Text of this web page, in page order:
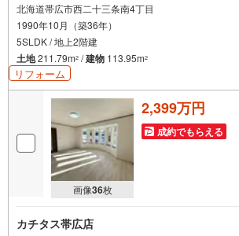
北海道帯広市西二十三条南4丁目
1990年10月（築36年）
5SLDK / 地上2階建
土地211.79m2 /建物 113.95m2
リフォーム
画像36枚
2,399万円
成約でもらえる
カチタス帯広店